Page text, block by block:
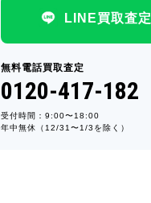
LINE買取査定
無料電話買取査定
0120-417-182
受付時間：9:00〜18:00
年中無休（12/31〜1/3を除く）